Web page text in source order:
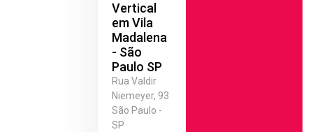
Vertical
em Vila
Madalena
- São
Paulo SP
Rua Valdir
Niemeyer, 93
São Paulo -
SP